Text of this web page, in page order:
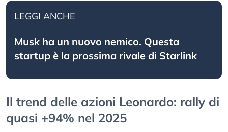
LEGGI ANCHE
Musk ha un nuovo nemico. Questa
startup è la prossima rivale di Starlink
Il trend delle azioni Leonardo: rally di
quasi +94% nel 2025